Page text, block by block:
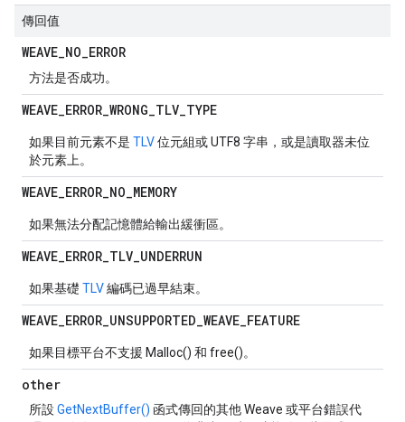
傳回值
WEAVE_NO_ERROR
方法是否成功。
WEAVE_ERROR_WRONG_TLV_TYPE
如果目前元素不是 TLV位元組或 UTF8 字串，或是讀取器未位
於元素上。
WEAVE_ERROR_NO_MEMORY
如果無法分配記憶體給輸出緩衝區。
WEAVE_ERROR_TLV_UNDERRUN
如果基礎 TLV編碼已過早結束。
WEAVE_ERROR_UNSUPPORTED_WEAVE_FEATURE
如果目標平台不支援 Malloc() 和 free()。
other
所設 GetNextBuffer() 函式傳回的其他 Weave 或平台錯誤代